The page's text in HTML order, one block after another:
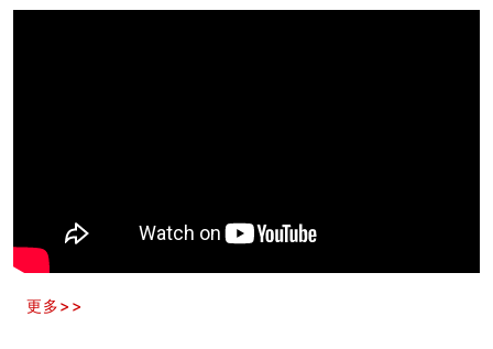
刘燮鈞讲人相 手相论财运
预测开店怎么样
口相與命運
六爻測住宅風水 (五)
汽车风水
更多>>